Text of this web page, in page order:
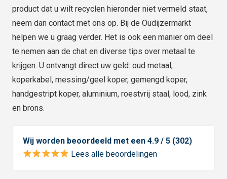
product dat u wilt recyclen hieronder niet vermeld staat,
neem dan contact met ons op. Bij de Oudijzermarkt
helpen we u graag verder. Het is ook een manier om deel
te nemen aan de chat en diverse tips over metaal te
krijgen. U ontvangt direct uw geld: oud metaal,
koperkabel, messing/geel koper, gemengd koper,
handgestript koper, aluminium, roestvrij staal, lood, zink
en brons.
Wij worden beoordeeld met een 4.9 / 5 (302)
Lees alle beoordelingen